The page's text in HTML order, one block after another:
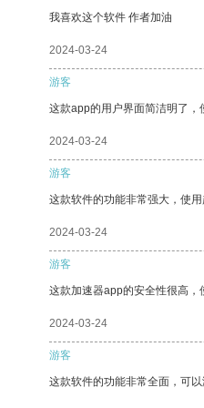
我喜欢这个软件 作者加油
2024-03-24
游客
这款app的用户界面简洁明了，
2024-03-24
游客
这款软件的功能非常强大，使用
2024-03-24
游客
这款加速器app的安全性很高，
2024-03-24
游客
这款软件的功能非常全面，可以